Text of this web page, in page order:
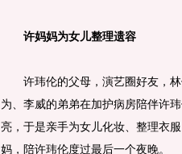
许妈妈为女儿整理遗容
许玮伦的父母，演艺圈好友，林
为、李威的弟弟在加护病房陪伴许
亮，于是亲手为女儿化妆、整理衣
妈，陪许玮伦度过最后一个夜晚。